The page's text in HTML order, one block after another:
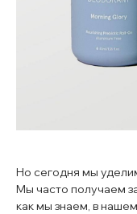
Но сегодня мы
Мы часто получаем
как мы знаем, в